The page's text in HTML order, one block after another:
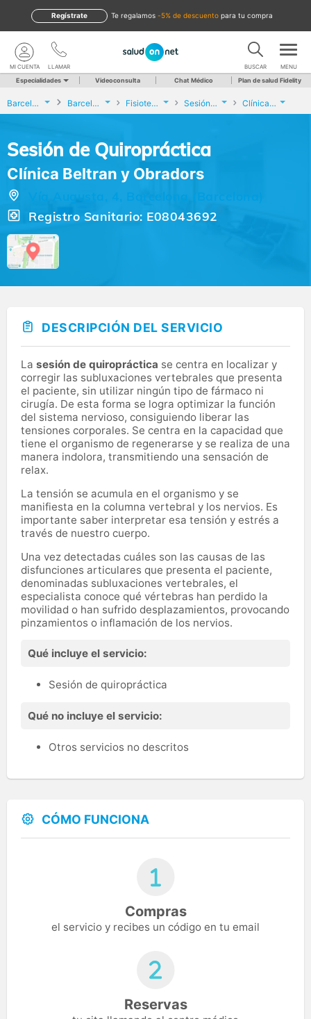
te regalamos -5% de descuento para tu compra
Regístrate
LLAMAR
MI CUENTA BUSCAR MENU
Especialidades Videoconsulta Chat Médico Plan de salud Fidelity
Barcelona Barcelona Fisioterapia Sesión de Quiropráctica Clínica Beltran y Obradors
Sesión de Quiropráctica
Clínica Beltran y Obradors
Registro Sanitario: E08043692
DESCRIPCIÓN DEL SERVICIO
La sesión de quiropráctica se centra en localizar y
corregir las subluxaciones vertebrales que presenta
el paciente, sin utilizar ningún tipo de fármaco ni
cirugía. De esta forma se logra optimizar la función
del sistema nervioso, consiguiendo liberar las
tensiones corporales. Se centra en la capacidad que
tiene el organismo de regenerarse y se realiza de una
manera indolora, transmitiendo una sensación de
relax.
La tensión se acumula en el organismo y se
manifiesta en la columna vertebral y los nervios. Es
importante saber interpretar esa tensión y estrés a
través de nuestro cuerpo.
Una vez detectadas cuáles son las causas de las
disfunciones articulares que presenta el paciente,
denominadas subluxaciones vertebrales, el
especialista conoce qué vértebras han perdido la
movilidad o han sufrido desplazamientos, provocando
pinzamientos o inflamación de los nervios.
Qué incluye el servicio:
Sesión de quiropráctica
Qué no incluye el servicio:
Otros servicios no descritos
CÓMO FUNCIONA
Compras
el servicio y recibes un código en tu email
Reservas